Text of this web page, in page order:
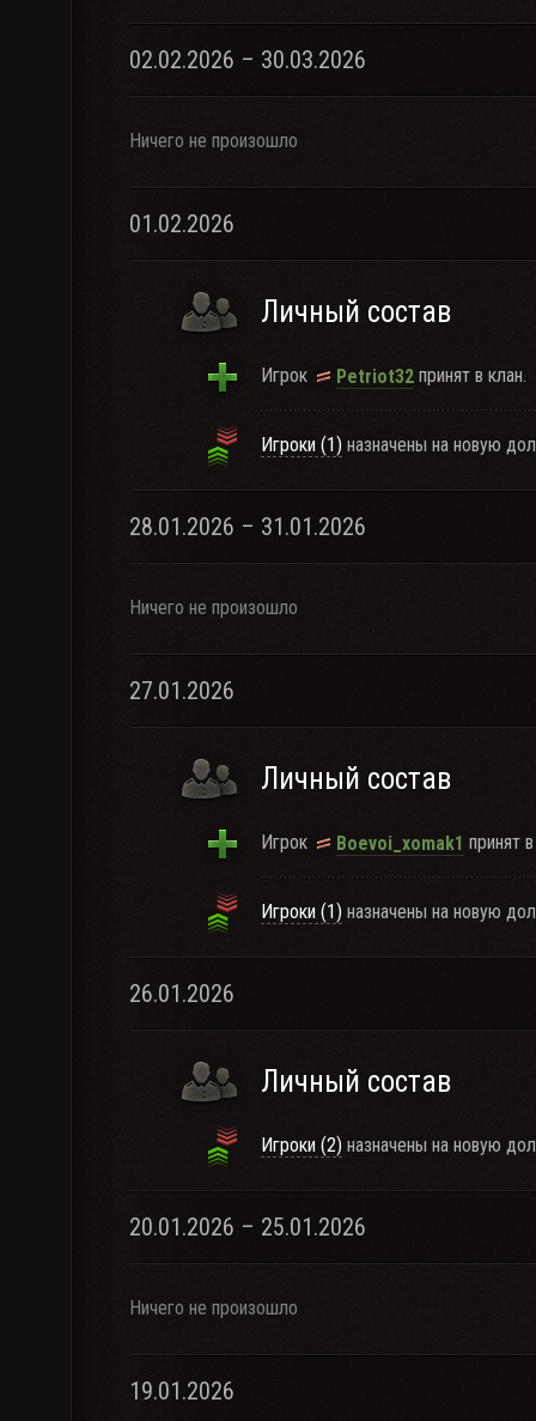
02.02.2026 – 30.03.2026
Ничего не произошло
01.02.2026
Личный состав
Игрок Petriot32 принят в клан.
Игроки (1) назначены на новую
28.01.2026 – 31.01.2026
Ничего не произошло
27.01.2026
Личный состав
Игрок Boevoi_xomak1 принят
Игроки (1) назначены на новую
26.01.2026
Личный состав
Игроки (2) назначены на новую
20.01.2026 – 25.01.2026
Ничего не произошло
19.01.2026